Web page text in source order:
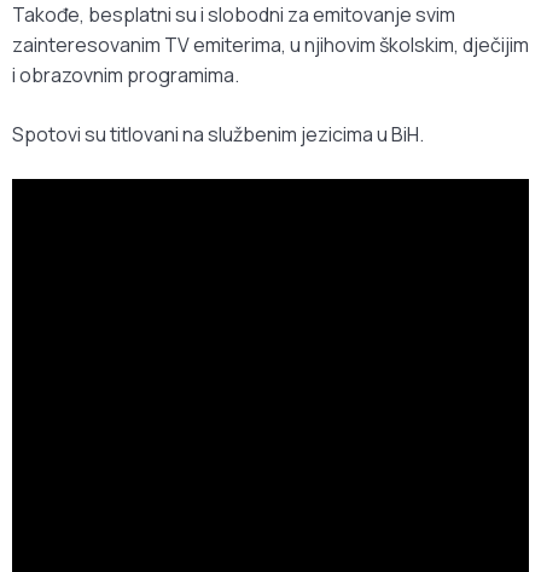
Takođe, besplatni su i slobodni za emitovanje svim
zainteresovanim TV emiterima, u njihovim školskim, dječijim
i obrazovnim programima.
Spotovi su titlovani na službenim jezicima u BiH.